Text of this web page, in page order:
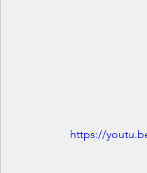
https://